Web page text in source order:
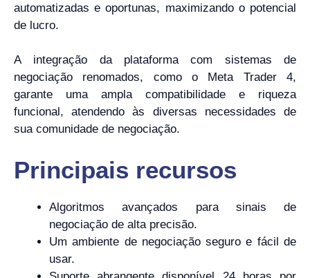
automatizadas e oportunas, maximizando o potencial
de lucro.
A integração da plataforma com sistemas de
negociação renomados, como o Meta Trader 4,
garante uma ampla compatibilidade e riqueza
funcional, atendendo às diversas necessidades de
sua comunidade de negociação.
Principais recursos
Algoritmos avançados para sinais de
negociação de alta precisão.
Um ambiente de negociação seguro e fácil de
usar.